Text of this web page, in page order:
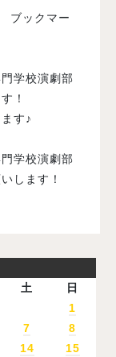
ブックマー
学校演劇部
！
す♪
学校演劇部
します！
土
日
1
7
8
14 15